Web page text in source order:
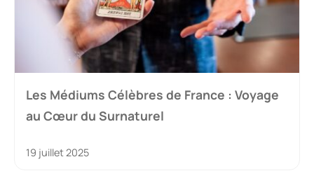
Les Médiums Célèbres de France : Voyage
au Cœur du Surnaturel
19 juillet 2025